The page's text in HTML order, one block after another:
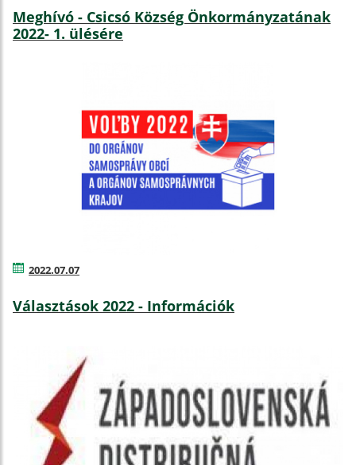
Meghívó - Csicsó Község Önkormányzatának
2022- 1. ülésére
2022.07.07
Választások 2022 - Információk